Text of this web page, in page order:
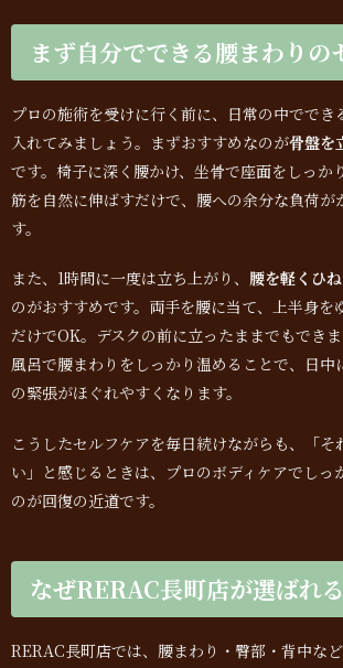
まず自分でできる腰まわりの
プロの施術を受けに行く前に、日常の中ででき
入れてみましょう。まずおすすめなのが骨盤を
です。椅子に深く腰かけ、坐骨で座面をしっか
筋を自然に伸ばすだけで、腰への余分な負荷が
す。
また、1時間に一度は立ち上がり、 腰を軽くひ
のがおすすめです。両手を腰に当て、上半身を
だけでOK。デスクの前に立ったままでもでき
風呂で腰まわりをしっかり温めることで、日中
の緊張がほぐれやすくなります。
こうしたセルフケアを毎日続けながらも、「そ
い」と感じるときは、プロのボディケアでしっ
のが回復の近道です。
なぜRERAC長町店が選ばれ
RERAC長町店では、腰まわり・臀部・背中な